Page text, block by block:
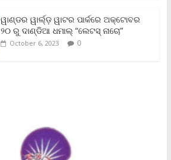
ୱାଣ୍ଡର ୱାର୍ଲ୍‌ଡ଼ ୱାଟର ପାର୍କରେ ଅକ୍ଟୋବର
୨୦ ରୁ ଦାଣ୍ଡିଆ ଧମାଲ୍ “ଲେଟସ୍ ନାଚୋ”
October 6, 2023 0